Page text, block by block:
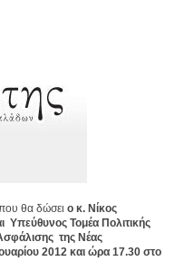
θα δώσει ο κ. Νίκος
Υπεύθυνος Τομέα Πολιτικής
της Νέας
2012 και ώρα 17.30 στο